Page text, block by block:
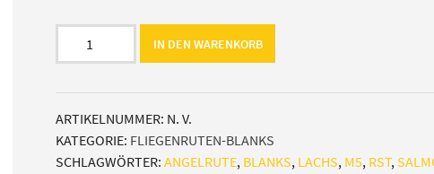
Shooter
(Lachs)
Menge
IN DEN WARENKORB
ARTIKELNUMMER: N. V.
KATEGORIE: FLIEGENRUTEN-BLANKS
SCHLAGWÖRTER: ANGELRUTE, BLANKS, LACHS, M5, RST,